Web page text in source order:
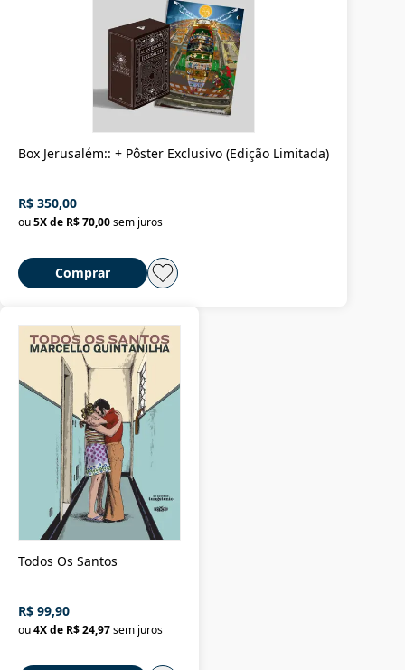
Box Jerusalém:: + Pôster Exclusivo (Edição Limitada)
R$ 350,00
ou5X de R$ 70,00sem juros
Comprar
Todos Os Santos
R$ 99,90
ou4X de R$ 24,97sem juros